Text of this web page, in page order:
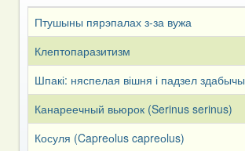
Птушыны пярэпалах з-за вужа
Клептопаразитизм
Шпакі: няспелая вішня і падзел здабычы
Канареечный вьюрок (Serinus serinus)
Косуля (Capreоlus capreоlus)